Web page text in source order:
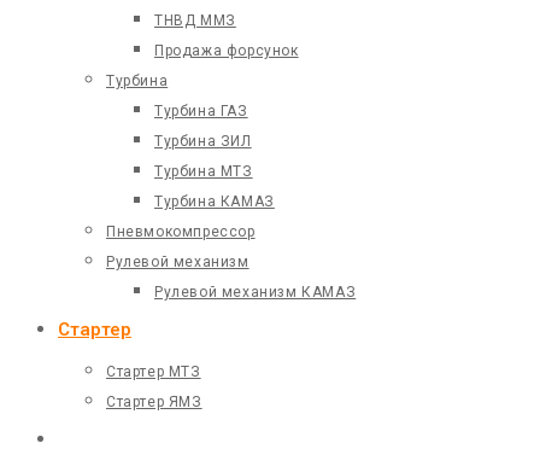
ТНВД ММЗ
Продажа форсунок
Турбина
Турбина ГАЗ
Турбина ЗИЛ
Турбина МТЗ
Турбина КАМАЗ
Пневмокомпрессор
Рулевой механизм
Рулевой механизм КАМАЗ
Стартер
Стартер МТЗ
Стартер ЯМЗ